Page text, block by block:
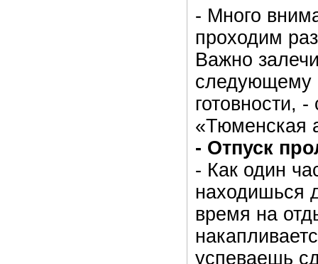
- Много
проходим
Важно
следующему
готовности,
«Тюменская
- Отпуск
- Как один
находишься
время на
успеваешь